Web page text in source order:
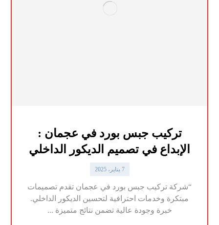
تركيب جبس بورد في عجمان :
الإبداع في تصميم الديكور الداخلي
7 يناير، 2025
“شركة تركيب جبس بورد في عجمان تقدم تصميمات
مبتكرة وخدمات احترافية لتحسين الديكور الداخلي.
خبرة وجودة عالية تضمن نتائج متميزة ...